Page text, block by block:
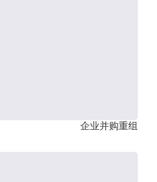
企业并购重组